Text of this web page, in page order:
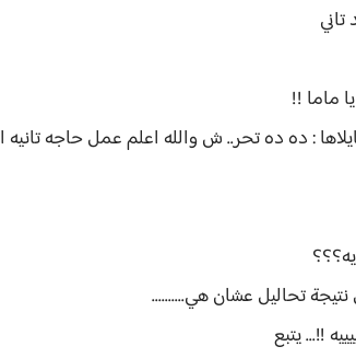
ماما !!
: ده ده تحر.. ش والله اعلم عمل حاجه تانيه
تحاليل عشان هي..........
!!... يتبع